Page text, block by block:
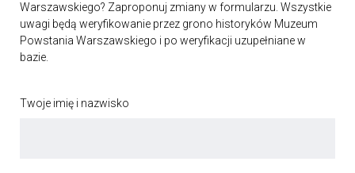
Warszawskiego? Zaproponuj zmiany w formularzu. Wszystkie
uwagi będą weryfikowanie przez grono historyków Muzeum
Powstania Warszawskiego i po weryfikacji uzupełniane w
bazie.
Twoje imię i nazwisko